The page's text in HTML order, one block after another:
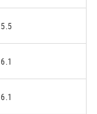
5.5
6.1
6.1